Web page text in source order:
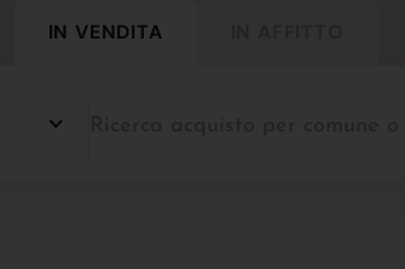
IN VENDITA